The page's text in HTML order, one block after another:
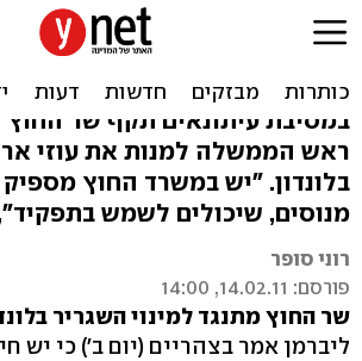
ליברמן: עוזי ארד לא
שגריר בלונדון
במסיבת עיתונאים תקף שר
ראש הממשלה למנות את עוזי
בלונדון. "יש במשרד החוץ
מנוסים, שיכולים לשמש
רוני סופר
פורסם: 14.02.11, 14:00
שר החוץ מתנגד למינוי השגריר
ליברמן אמר בצהריים (יום ב') כי יש